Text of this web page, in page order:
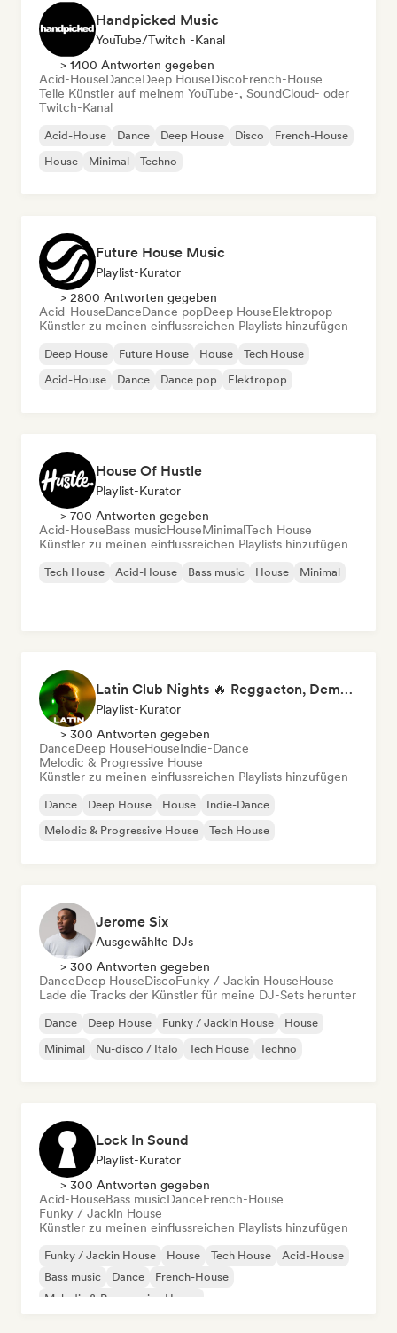
Handpicked Music
YouTube/Twitch -Kanal
> 1400 Antworten gegeben
Acid-HouseDanceDeep HouseDiscoFrench-House
Teile Künstler auf meinem YouTube-, SoundCloud- oder
Twitch-Kanal
Acid-House Dance Deep House Disco
French-House
House
Minimal Techno
Future House Music
Playlist-Kurator
> 2800 Antworten gegeben
Acid-HouseDanceDance popDeep HouseElektropop
Künstler zu meinen einflussreichen Playlists hinzufügen
Deep House Future House House
Tech House
Acid-House
Dance Dance pop Elektropop
House Of Hustle
Playlist-Kurator
> 700 Antworten gegeben
Acid-HouseBass musicHouseMinimalTech House
Künstler zu meinen einflussreichen Playlists hinzufügen
Tech House Acid-House Bass music House Minimal
Latin Club Nights 🔥 Reggaeton, Dembow & Latin House
Playlist-Kurator
> 300 Antworten gegeben
DanceDeep HouseHouseIndie-Dance
Melodic & Progressive House
Künstler zu meinen einflussreichen Playlists hinzufügen
Dance Deep House House
Indie-Dance
Melodic & Progressive House
Tech House
Jerome Six
Ausgewählte DJs
> 300 Antworten gegeben
DanceDeep HouseDiscoFunky / Jackin HouseHouse
Lade die Tracks der Künstler für meine DJ-Sets herunter
Dance Deep House Funky / Jackin House
House
Minimal
Nu-disco / Italo Tech House Techno
Lock In Sound
Playlist-Kurator
> 300 Antworten gegeben
Acid-HouseBass musicDanceFrench-House
Funky / Jackin House
Künstler zu meinen einflussreichen Playlists hinzufügen
Funky / Jackin House House Tech House
Acid-House
Bass music
Dance
French-House
Melodic & Progressive House